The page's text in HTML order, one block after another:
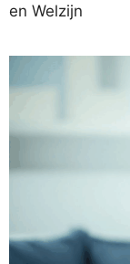
en Welzijn